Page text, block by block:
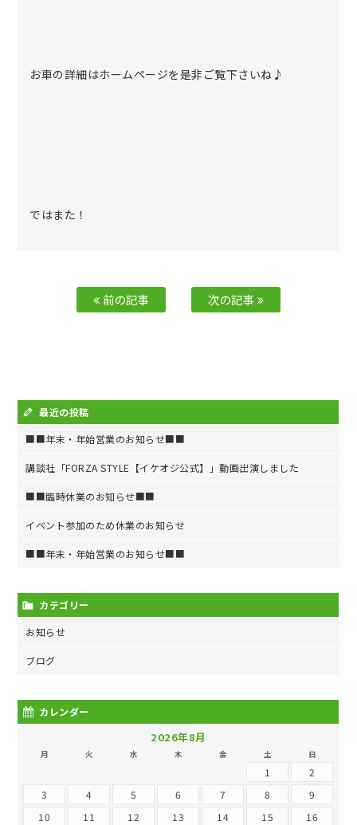
お車の詳細はホームページを是非ご覧下さいね♪
ではまた！
前の記事 次の記事
最近の投稿
■■年末・年始営業のお知らせ■■
講談社「FORZA STYLE【イケオジ公式】」動画出演しました
■■臨時休業のお知らせ■■
イベント参加のため休業のお知らせ
■■年末・年始営業のお知らせ■■
カテゴリー
お知らせ
ブログ
カレンダー
2026年8月
月 火 水 木 金 土 日
1
2
3
4 5 6 7 8
9
10
11 12 13 14 15
16